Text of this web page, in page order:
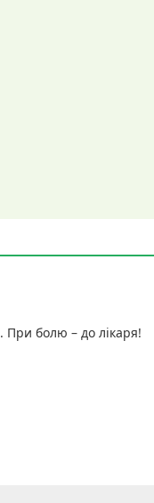
При болю – до лікаря!